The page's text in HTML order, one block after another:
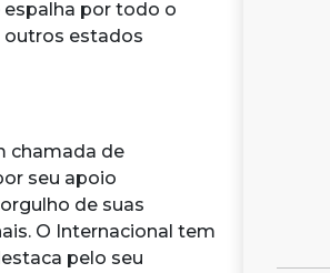
espalha por todo o
outros estados
chamada de
seu apoio
de suas
O Internacional tem
pelo seu